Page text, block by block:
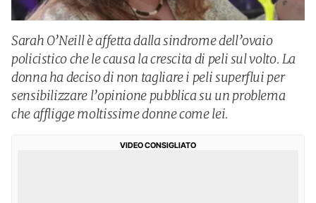
Sarah O’Neill è affetta dalla sindrome dell’ovaio
policistico che le causa la crescita di peli sul volto. La
donna ha deciso di non tagliare i peli superflui per
sensibilizzare l’opinione pubblica su un problema
che affligge moltissime donne come lei.
VIDEO CONSIGLIATO